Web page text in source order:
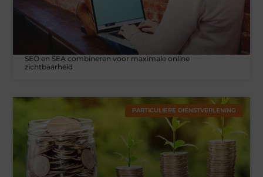
SEO en SEA combineren voor maximale online
zichtbaarheid
PARTICULIERE DIENSTVERLENING